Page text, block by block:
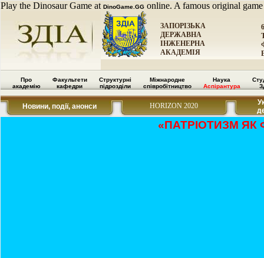
Play the Dinosaur Game at DinoGame.GG online. A famous original
ЗАПОРІЗЬКА
ДЕРЖАВНА
ІНЖЕНЕРНА
АКАДЕМІЯ
Про
академію
Факультети
кафедри
Структурні
підрозділи
Міжнародне
співробітництво
Наука
Аспірантура
Новини, події, анонси HORIZON 2020
«ПАТРІОТИЗМ ЯК